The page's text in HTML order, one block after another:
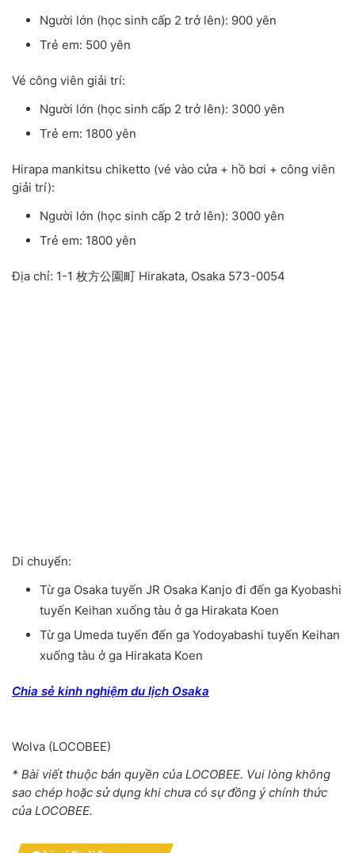
Người lớn (học sinh cấp 2 trở lên): 900 yên
Trẻ em: 500 yên
Vé công viên giải trí:
Người lớn (học sinh cấp 2 trở lên): 3000 yên
Trẻ em: 1800 yên
Hirapa mankitsu chiketto (vé vào cửa + hồ bơi + công viên
giải trí):
Người lớn (học sinh cấp 2 trở lên): 3000 yên
Trẻ em: 1800 yên
Địa chỉ: 1-1 枚方公園町 Hirakata, Osaka 573-0054
Di chuyển:
Từ ga Osaka tuyến JR Osaka Kanjo đi đến ga Kyobashi
tuyến Keihan xuống tàu ở ga Hirakata Koen
Từ ga Umeda tuyến đến ga Yodoyabashi tuyến Keihan
xuống tàu ở ga Hirakata Koen
Chia sẻ kinh nghiệm du lịch Osaka
Wolva (LOCOBEE)
* Bài viết thuộc bản quyền của LOCOBEE. Vui lòng không
sao chép hoặc sử dụng khi chưa có sự đồng ý chính thức
của LOCOBEE.